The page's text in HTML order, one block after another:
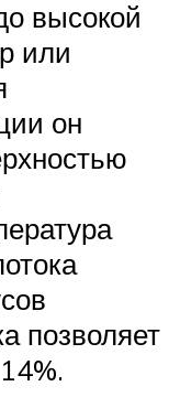
высокой
или
он
позволяет